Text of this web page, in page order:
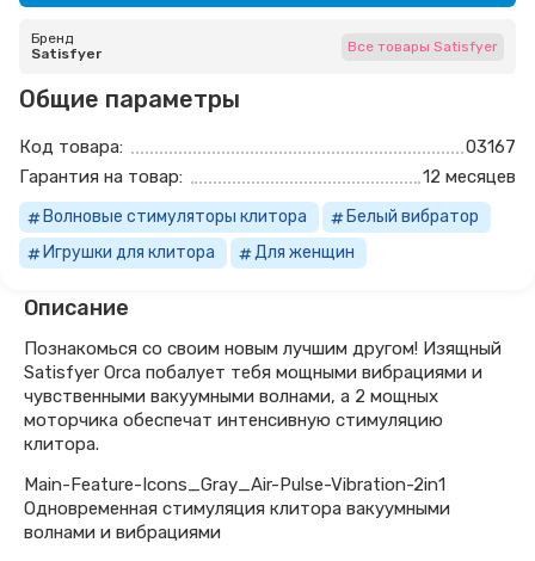
Бренд
Satisfyer
Все товары Satisfyer
Общие параметры
Код товара:
03167
Гарантия на товар:
12 месяцев
Волновые стимуляторы клитора
Белый вибратор
Игрушки для клитора
Для женщин
Описание
Познакомься со своим новым лучшим другом! Изящный
Satisfyer Orca побалует тебя мощными вибрациями и
чувственными вакуумными волнами, а 2 мощных
моторчика обеспечат интенсивную стимуляцию
клитора.
Main-Feature-Icons_Gray_Air-Pulse-Vibration-2in1
Одновременная стимуляция клитора вакуумными
волнами и вибрациями